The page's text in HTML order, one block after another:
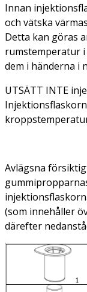
Innan
och vätska
Detta kan göras
rumstemperatur
dem i händerna i
UTSÄTT INTE
kroppstemperatur
Avlägsna
(som innehåller
därefter